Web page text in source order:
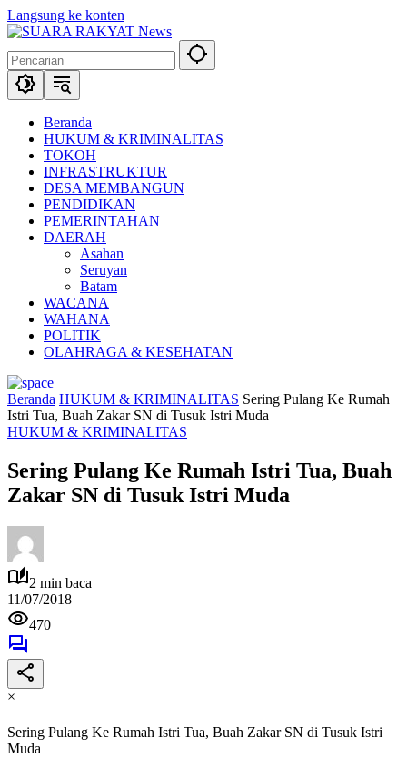
Langsung ke konten
Beranda
HUKUM & KRIMINALITAS
TOKOH
INFRASTRUKTUR
DESA MEMBANGUN
PENDIDIKAN
PEMERINTAHAN
DAERAH
Asahan
Seruyan
Batam
WACANA
WAHANA
POLITIK
OLAHRAGA & KESEHATAN
Beranda HUKUM & KRIMINALITAS Sering Pulang Ke Rumah
Istri Tua, Buah Zakar SN di Tusuk Istri Muda
HUKUM & KRIMINALITAS
Sering Pulang Ke Rumah Istri Tua, Buah
Zakar SN di Tusuk Istri Muda
2 min baca
11/07/2018
470
×
Sering Pulang Ke Rumah Istri Tua, Buah Zakar SN di Tusuk Istri
Muda